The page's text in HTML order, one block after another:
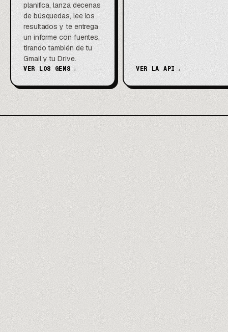
planifica, lanza decenas
de búsquedas, lee los
resultados y te entrega
un informe con fuentes,
tirando también de tu
Gmail y tu Drive.
VER LOS GEMS→ VER LA API→